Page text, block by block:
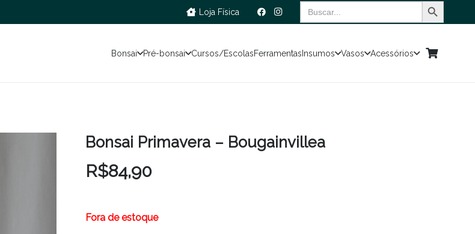
Loja Física
Search
for:
Bonsai Pré-bonsai Cursos/EscolasFerramentasInsumos Vasos Acessórios
Bonsai Primavera – Bougainvillea
R$84,90
Fora de estoque